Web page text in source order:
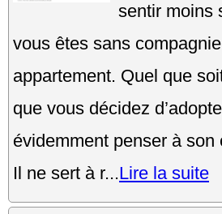
sentir moins
vous êtes sans
appartement. Quel que
que vous décidez
évidemment penser à son
Il ne sert à r...Lire la suite